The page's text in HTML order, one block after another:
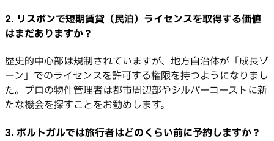
2. リスボンで短期賃貸（民泊）ライセンスを取得する価値
はまだありますか？
歴史的中心部は規制されていますが、地方自治体が「成長ゾ
ーン」でのライセンスを許可する権限を持つようになりまし
た。プロの物件管理者は都市周辺部やシルバーコーストに新
たな機会を探すことをお勧めします。
3. ポルトガルでは旅行者はどのくらい前に予約しますか？